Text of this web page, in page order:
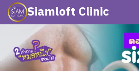
Skip
Siamloft Clinic
Search